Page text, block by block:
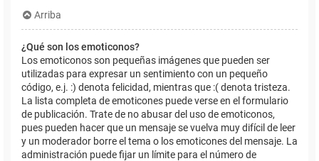
Arriba
¿Qué son los emoticonos?
Los emoticonos son pequeñas imágenes que pueden ser
utilizadas para expresar un sentimiento con un pequeño
código, e.j. :) denota felicidad, mientras que :( denota tristeza.
La lista completa de emoticones puede verse en el formulario
de publicación. Trate de no abusar del uso de emoticonos,
pues pueden hacer que un mensaje se vuelva muy difícil de leer
y un moderador borre el tema o los emoticones del mensaje. La
administración puede fijar un límite para el número de